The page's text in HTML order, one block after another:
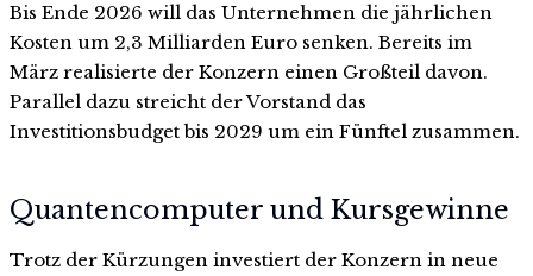
Bis Ende 2026 will das Unternehmen die jährlichen
Kosten um 2,3 Milliarden Euro senken. Bereits im
März realisierte der Konzern einen Großteil davon.
Parallel dazu streicht der Vorstand das
Investitionsbudget bis 2029 um ein Fünftel zusammen.
Quantencomputer und Kursgewinne
Trotz der Kürzungen investiert der Konzern in neue